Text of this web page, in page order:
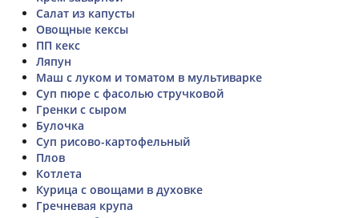
Салат из капусты
Овощные кексы
ПП кекс
Ляпун
Маш с луком и томатом в мультиварке
Суп пюре с фасолью стручковой
Гренки с сыром
Булочка
Суп рисово-картофельный
Плов
Котлета
Курица с овощами в духовке
Гречневая крупа